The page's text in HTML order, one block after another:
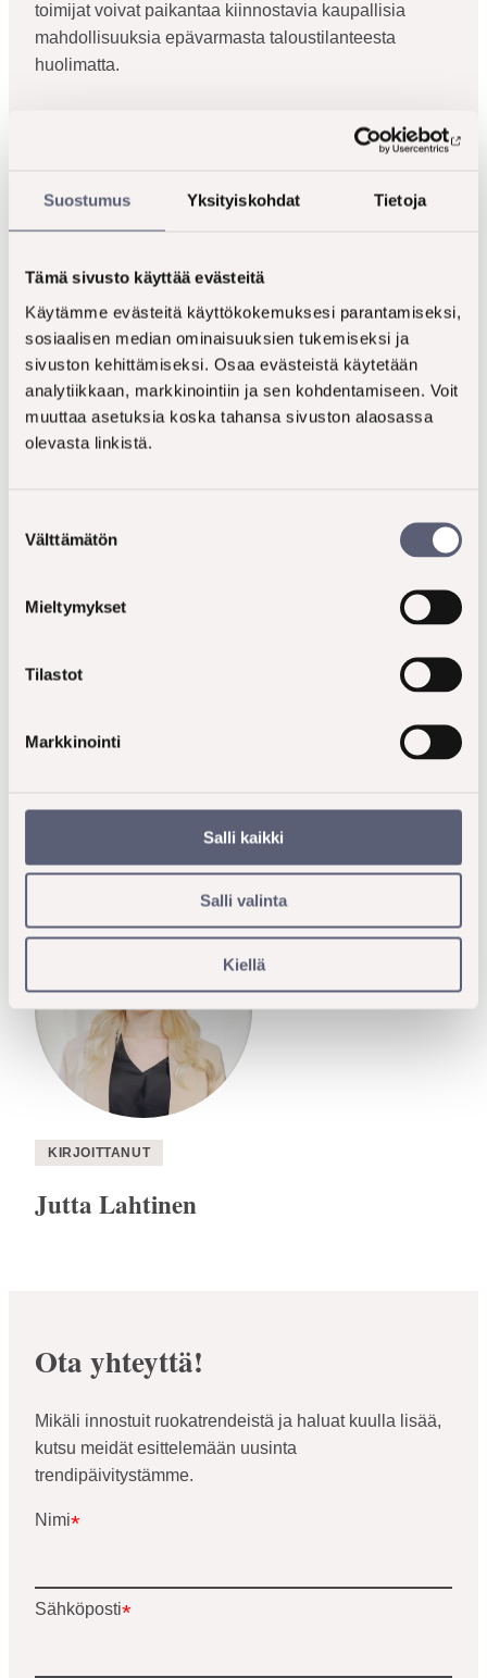
Suostumus Yksityiskohdat Tietoja
Tämä sivusto käyttää evästeitä
Käytämme evästeitä käyttökokemuksesi parantamiseksi,
sosiaalisen median ominaisuuksien tukemiseksi ja
sivuston kehittämiseksi. Osaa evästeistä käytetään
analytiikkaan, markkinointiin ja sen kohdentamiseen. Voit
muuttaa asetuksia koska tahansa sivuston alaosassa
olevasta linkistä.
valinta
Välttämätön
Mieltymykset
Tilastot
Markkinointi
Salli kaikki
Salli valinta
Kiellä
toimijat voivat paikantaa kiinnostavia kaupallisia
mahdollisuuksia epävarmasta taloustilanteesta
huolimatta.
Trendikatsauksesta viitekehys
trendien seuraamiseen ja
Mikäli haluat kuulla näistä ja lukuisista muista
trendien uusista ilmenemismuodoista lisää, kutsu
meidät esittelemään tuoreinta
trendipäivitystämme.Trendikatsauksessamme
keskitytään siihen, miten megatrendit ja isot
ruokatrendit näkyvät tällä hetkellä
Kattava trendikatsaus opettaa koko organisaatiota
tulevaisuusajatteluun ja trendien seuraamiseen sekä
tuottaa näkemystä trendien kaupalliseen
muotoilemista.
Ota yhteyttä, niin kerron lisää!
KIRJOITTANUT
Jutta Lahtinen
Ota yhteyttä!
Mikäli innostuit ruokatrendeistä ja haluat kuulla lisää,
kutsu meidät esittelemään uusinta
trendipäivitystämme.
"*"
pakolliset
kentät
Nimi*
Nimi*
Sähköposti*